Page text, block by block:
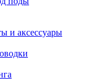
и аксессуары